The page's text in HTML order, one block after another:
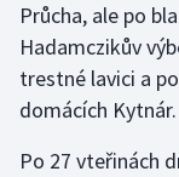
Olympijské hry
Parasport
Průcha, ale po
Hadamczikův
trestné lavici a
domácích Kytnár.
Po 27 vteřinách